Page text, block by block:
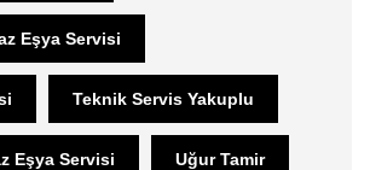
Eşya Servisi
Teknik Servis Yakuplu
Eşya Servisi Uğur Tamir